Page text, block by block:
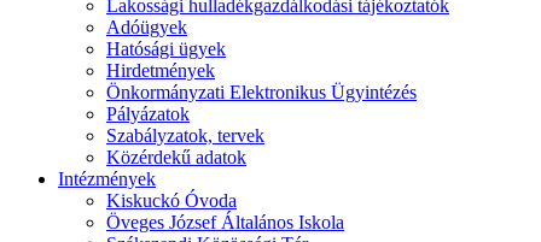
Lakossági hulladékgazdálkodási tájékoztatók
Adóügyek
Hatósági ügyek
Hirdetmények
Önkormányzati Elektronikus Ügyintézés
Pályázatok
Szabályzatok, tervek
Közérdekű adatok
Intézmények
Kiskuckó Óvoda
Öveges József Általános Iskola